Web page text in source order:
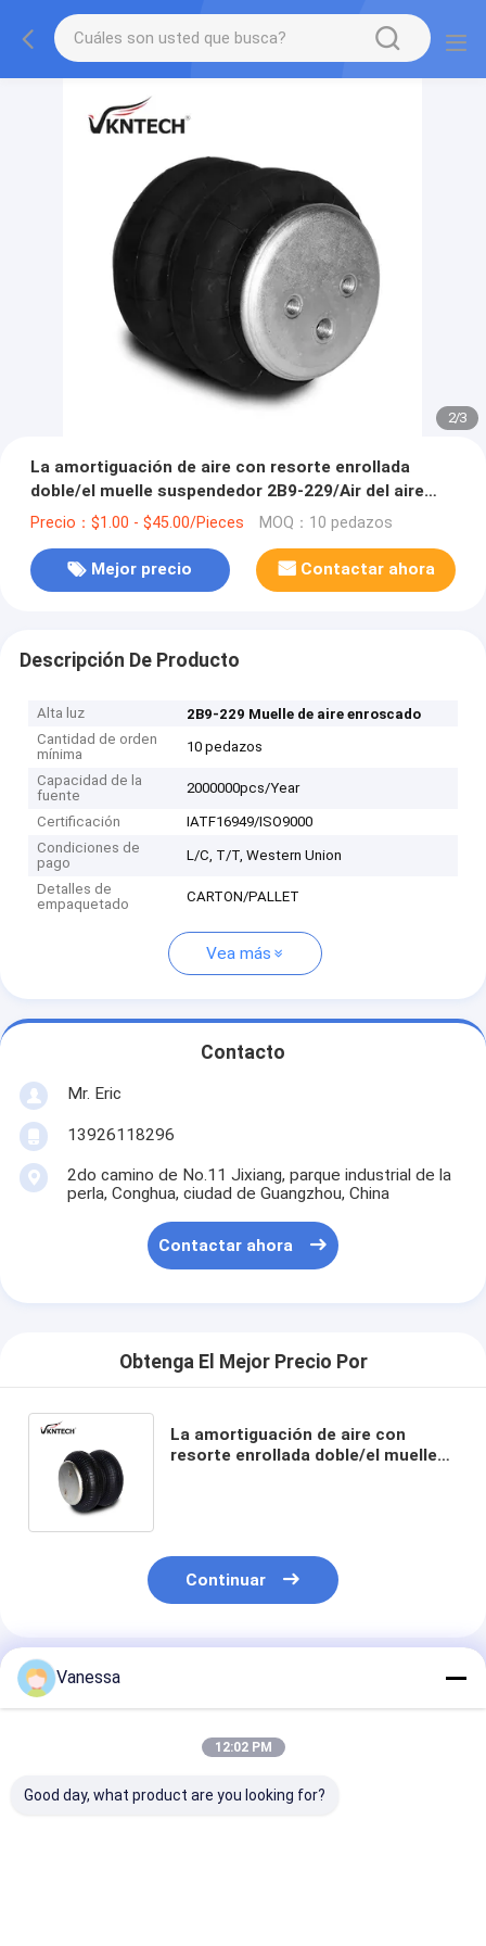
2/3
La amortiguación de aire con resorte enrollada
doble/el muelle suspendedor 2B9-229/Air del aire
empaqueta impulsos del aire
Precio：$1.00 - $45.00/Pieces MOQ：10 pedazos
Mejor precio Contactar ahora
Descripción De Producto
Alta luz
2B9-229 Muelle de aire enroscado
Cantidad de orden
mínima
10 pedazos
Capacidad de la
fuente
2000000pcs/Year
Certificación
IATF16949/ISO9000
Condiciones de
pago
L/C, T/T, Western Union
Detalles de
empaquetado
CARTON/PALLET
Vea más
Contacto
Mr. Eric
13926118296
2do camino de No.11 Jixiang, parque industrial de la
perla, Conghua, ciudad de Guangzhou, China
Contactar ahora
Obtenga El Mejor Precio Por
La amortiguación de aire con
resorte enrollada doble/el muelle
Continuar
Productos Recomendados
Vanessa
12:02 PM
Good day, what product are you looking for?